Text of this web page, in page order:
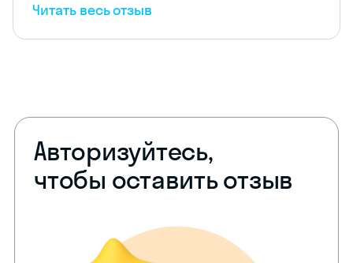
Читать весь отзыв
Авторизуйтесь,
чтобы оставить отзыв